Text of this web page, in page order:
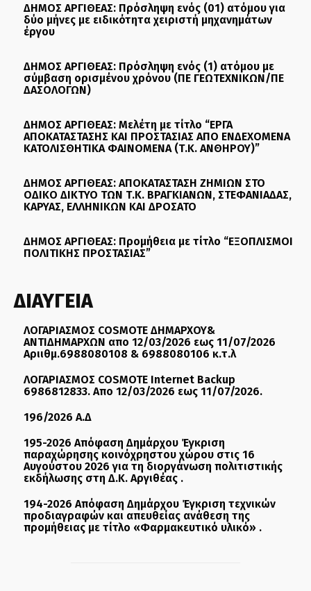
ΔΗΜΟΣ ΑΡΓΙΘΕΑΣ: Πρόσληψη ενός (01) ατόμου για
δύο μήνες με ειδικότητα χειριστή μηχανημάτων
έργου
ΔΗΜΟΣ ΑΡΓΙΘΕΑΣ: Πρόσληψη ενός (1) ατόμου με
σύμβαση ορισμένου χρόνου (ΠΕ ΓΕΩΤΕΧΝΙΚΩΝ/ΠΕ
ΔΑΣΟΛΟΓΩΝ)
ΔΗΜΟΣ ΑΡΓΙΘΕΑΣ: Μελέτη με τίτλο “ΕΡΓΑ
ΑΠΟΚΑΤΑΣΤΑΣΗΣ ΚΑΙ ΠΡΟΣΤΑΣΙΑΣ ΑΠΟ ΕΝΔΕΧΟΜΕΝΑ
ΚΑΤΟΛΙΣΘΗΤΙΚΑ ΦΑΙΝΟΜΕΝΑ (Τ.Κ. ΑΝΘΗΡΟΥ)”
ΔΗΜΟΣ ΑΡΓΙΘΕΑΣ: ΑΠΟΚΑΤΑΣΤΑΣΗ ΖΗΜΙΩΝ ΣΤΟ
ΟΔΙΚΟ ΔΙΚΤΥΟ ΤΩΝ Τ.Κ. ΒΡΑΓΚΙΑΝΩΝ, ΣΤΕΦΑΝΙΑΔΑΣ,
ΚΑΡΥΑΣ, ΕΛΛΗΝΙΚΩΝ ΚΑΙ ΔΡΟΣΑΤΟ
ΔΗΜΟΣ ΑΡΓΙΘΕΑΣ: Προμήθεια με τίτλο “ΕΞΟΠΛΙΣΜΟΙ
ΠΟΛΙΤΙΚΗΣ ΠΡΟΣΤΑΣΙΑΣ”
ΔΙΑΥΓΕΙΑ
ΛΟΓΑΡΙΑΣΜΟΣ COSMOTE ΔΗΜΑΡΧΟΥ&
ΑΝΤΙΔΗΜΑΡΧΩΝ απο 12/03/2026 εως 11/07/2026
Αριιθμ.6988080108 & 6988080106 κ.τ.λ
ΛΟΓΑΡΙΑΣΜΟΣ COSMOTE Internet Backup
6986812833. Απο 12/03/2026 εως 11/07/2026.
196/2026 Α.Δ
195-2026 Απόφαση Δημάρχου Έγκριση
παραχώρησης κοινόχρηστου χώρου στις 16
Αυγούστου 2026 για τη διοργάνωση πολιτιστικής
εκδήλωσης στη Δ.Κ. Αργιθέας .
194-2026 Απόφαση Δημάρχου Έγκριση τεχνικών
προδιαγραφών και απευθείας ανάθεση της
προμήθειας με τίτλο «Φαρμακευτικό υλικό» .